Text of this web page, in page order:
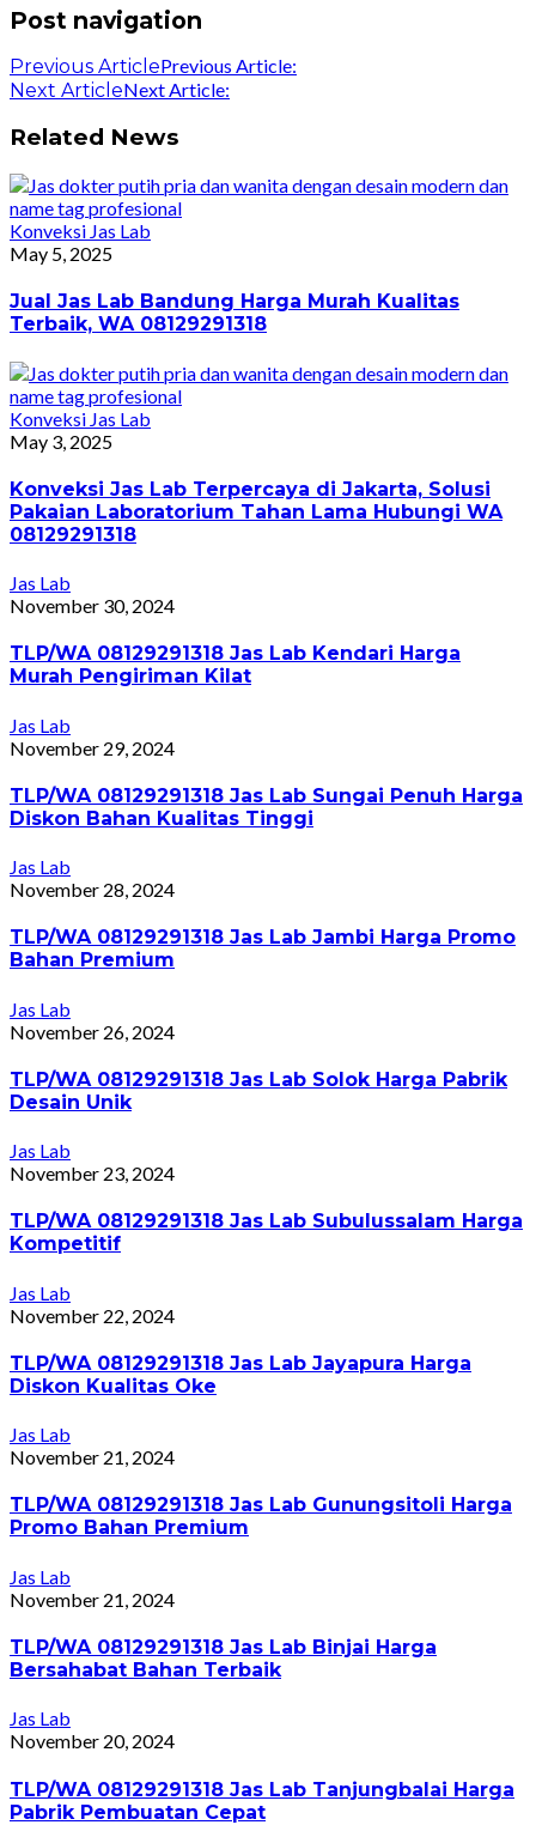
Post navigation
Previous ArticlePrevious Article:
Next ArticleNext Article:
Related News
Konveksi Jas Lab
May 5, 2025
Jual Jas Lab Bandung Harga Murah Kualitas
Terbaik, WA 08129291318
Konveksi Jas Lab
May 3, 2025
Konveksi Jas Lab Terpercaya di Jakarta, Solusi
Pakaian Laboratorium Tahan Lama Hubungi WA
08129291318
Jas Lab
November 30, 2024
TLP/WA 08129291318 Jas Lab Kendari Harga
Murah Pengiriman Kilat
Jas Lab
November 29, 2024
TLP/WA 08129291318 Jas Lab Sungai Penuh Harga
Diskon Bahan Kualitas Tinggi
Jas Lab
November 28, 2024
TLP/WA 08129291318 Jas Lab Jambi Harga Promo
Bahan Premium
Jas Lab
November 26, 2024
TLP/WA 08129291318 Jas Lab Solok Harga Pabrik
Desain Unik
Jas Lab
November 23, 2024
TLP/WA 08129291318 Jas Lab Subulussalam Harga
Kompetitif
Jas Lab
November 22, 2024
TLP/WA 08129291318 Jas Lab Jayapura Harga
Diskon Kualitas Oke
Jas Lab
November 21, 2024
TLP/WA 08129291318 Jas Lab Gunungsitoli Harga
Promo Bahan Premium
Jas Lab
November 21, 2024
TLP/WA 08129291318 Jas Lab Binjai Harga
Bersahabat Bahan Terbaik
Jas Lab
November 20, 2024
TLP/WA 08129291318 Jas Lab Tanjungbalai Harga
Pabrik Pembuatan Cepat